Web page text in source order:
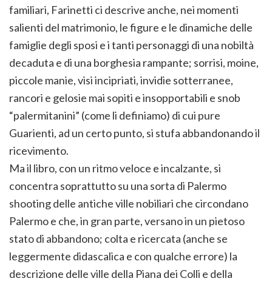
familiari, Farinetti ci descrive anche, nei momenti
salienti del matrimonio, le figure e le dinamiche delle
famiglie degli sposi e i tanti personaggi di una nobiltà
decaduta e di una borghesia rampante; sorrisi, moine,
piccole manie, visi incipriati, invidie sotterranee,
rancori e gelosie mai sopiti e insopportabili e snob
“palermitanini” (come li definiamo) di cui pure
Guarienti, ad un certo punto, si stufa abbandonando il
ricevimento.
Ma il libro, con un ritmo veloce e incalzante, si
concentra soprattutto su una sorta di Palermo
shooting delle antiche ville nobiliari che circondano
Palermo e che, in gran parte, versano in un pietoso
stato di abbandono; colta e ricercata (anche se
leggermente didascalica e con qualche errore) la
descrizione delle ville della Piana dei Colli e della